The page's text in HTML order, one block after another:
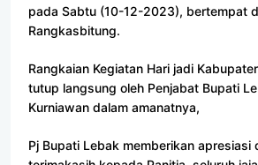
pada Sabtu (10-12-2023), bertempat
Rangkasbitung.
Rangkaian Kegiatan Hari jadi
tutup langsung oleh Penjabat Bupati
Kurniawan dalam amanatnya,
Pj Bupati Lebak memberikan apresiasi